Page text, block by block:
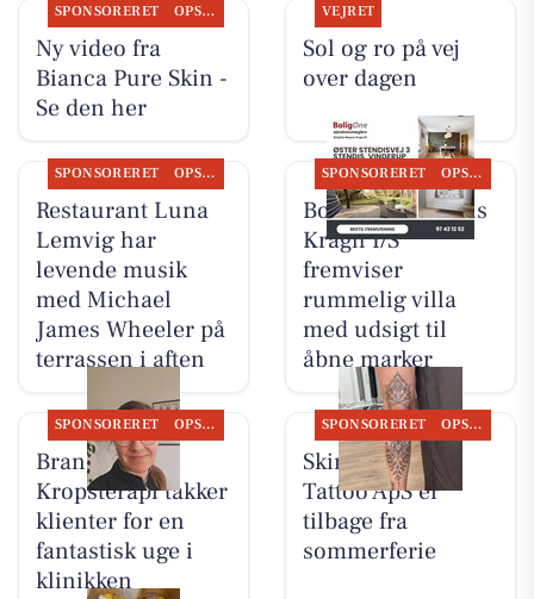
SPONSORERET OPSLAGSTAVLEN
Ny video fra
Bianca Pure Skin -
Se den her
VEJRET
Sol og ro på vej
over dagen
SPONSORERET OPSLAGSTAVLEN
Restaurant Luna
Lemvig har
levende musik
med Michael
James Wheeler på
terrassen i aften
SPONSORERET OPSLAGSTAVLEN
BoligOne Mogens
Kragh I/S
fremviser
rummelig villa
med udsigt til
åbne marker
SPONSORERET OPSLAGSTAVLEN
Brandsborgs
Kropsterapi takker
klienter for en
fantastisk uge i
klinikken
SPONSORERET OPSLAGSTAVLEN
Skin & Colors
Tattoo ApS er
tilbage fra
sommerferie